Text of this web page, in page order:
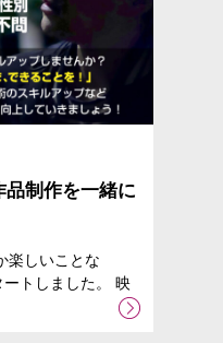
品制作を一緒に
楽しいことな
トしました。 映